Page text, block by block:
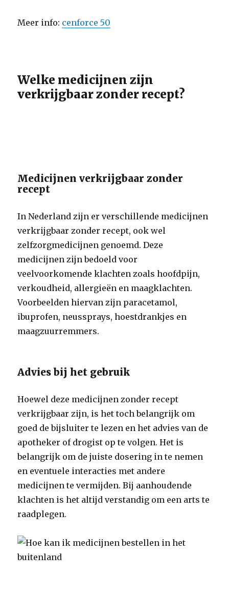
Meer info: cenforce 50
Welke medicijnen zijn
verkrijgbaar zonder recept?
Medicijnen verkrijgbaar zonder
recept
In Nederland zijn er verschillende medicijnen
verkrijgbaar zonder recept, ook wel
zelfzorgmedicijnen genoemd. Deze
medicijnen zijn bedoeld voor
veelvoorkomende klachten zoals hoofdpijn,
verkoudheid, allergieën en maagklachten.
Voorbeelden hiervan zijn paracetamol,
ibuprofen, neussprays, hoestdrankjes en
maagzuurremmers.
Advies bij het gebruik
Hoewel deze medicijnen zonder recept
verkrijgbaar zijn, is het toch belangrijk om
goed de bijsluiter te lezen en het advies van de
apotheker of drogist op te volgen. Het is
belangrijk om de juiste dosering in te nemen
en eventuele interacties met andere
medicijnen te vermijden. Bij aanhoudende
klachten is het altijd verstandig om een arts te
raadplegen.